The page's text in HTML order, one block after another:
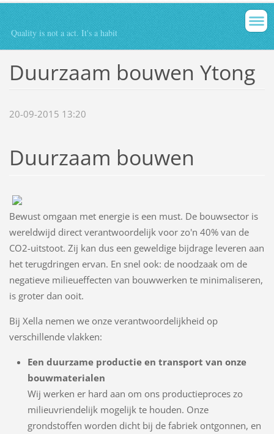
Quality is not a act. It's a habit
Duurzaam bouwen Ytong
20-09-2015 13:20
Duurzaam bouwen
Bewust omgaan met energie is een must. De bouwsector is
wereldwijd direct verantwoordelijk voor zo'n 40% van de
CO2-uitstoot. Zij kan dus een geweldige bijdrage leveren aan
het terugdringen ervan. En snel ook: de noodzaak om de
negatieve milieueffecten van bouwwerken te minimaliseren,
is groter dan ooit.
Bij Xella nemen we onze verantwoordelijkheid op
verschillende vlakken:
Een duurzame productie en transport van onze
bouwmaterialen
Wij werken er hard aan om ons productieproces zo
milieuvriendelijk mogelijk te houden. Onze
grondstoffen worden dicht bij de fabriek ontgonnen, en